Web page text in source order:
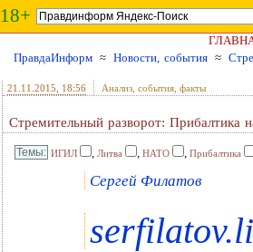
18+
ПравдаИнформ ≈ Новости, события ≈
21.11.2015 , 18:56 Анализ, события, факты
Стремительный разворот:
ИГИЛ , Литва , НАТО , Прибалтика
Сергей Филатов